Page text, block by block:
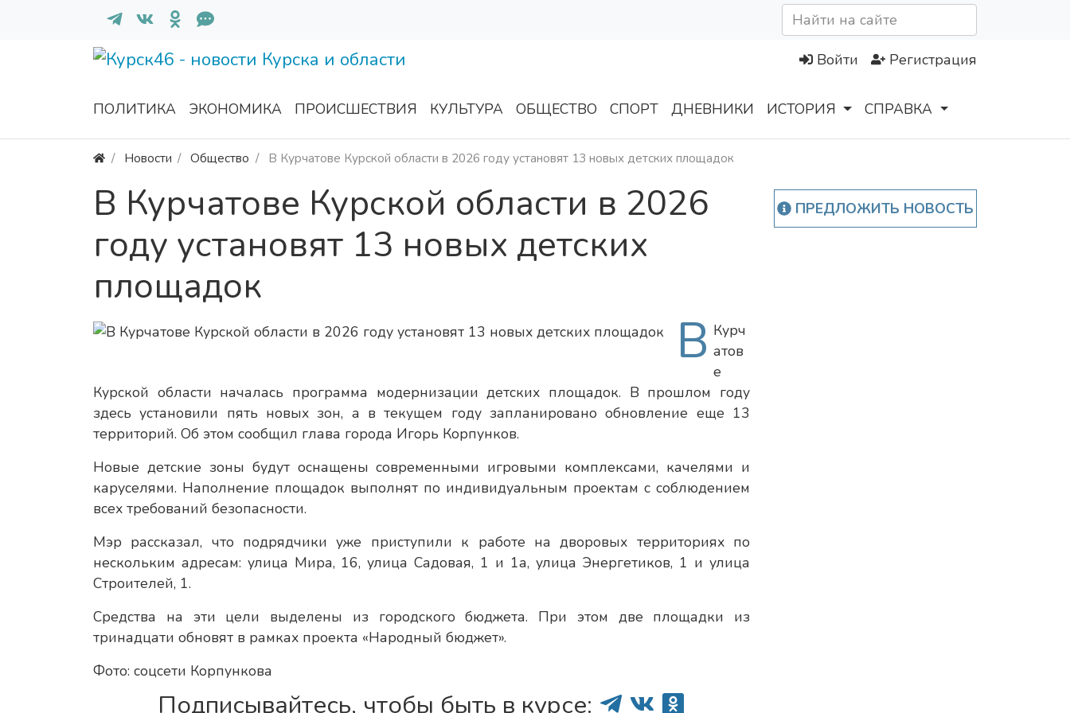
Войти Регистрация
ПОЛИТИКА ЭКОНОМИКА ПРОИСШЕСТВИЯ КУЛЬТУРА ОБЩЕСТВО СПОРТ ДНЕВНИКИ ИСТОРИЯ СПРАВКА
Новости Общество В Курчатове Курской области в 2026 году установят 13 новых детских площадок
В Курчатове Курской области в 2026
году установят 13 новых детских
площадок
В Курч
атов
е
Курской области началась программа модернизации детских площадок. В прошлом году
здесь установили пять новых зон, а в текущем году запланировано обновление еще 13
территорий. Об этом сообщил глава города Игорь Корпунков.
Новые детские зоны будут оснащены современными игровыми комплексами, качелями и
каруселями. Наполнение площадок выполнят по индивидуальным проектам с соблюдением
всех требований безопасности.
Мэр рассказал, что подрядчики уже приступили к работе на дворовых территориях по
нескольким адресам: улица Мира, 16, улица Садовая, 1 и 1а, улица Энергетиков, 1 и улица
Строителей, 1.
Средства на эти цели выделены из городского бюджета. При этом две площадки из
тринадцати обновят в рамках проекта «Народный бюджет».
Фото: соцсети Корпункова
Подписывайтесь, чтобы быть в курсе:
ПРЕДЛОЖИТЬ НОВОСТЬ